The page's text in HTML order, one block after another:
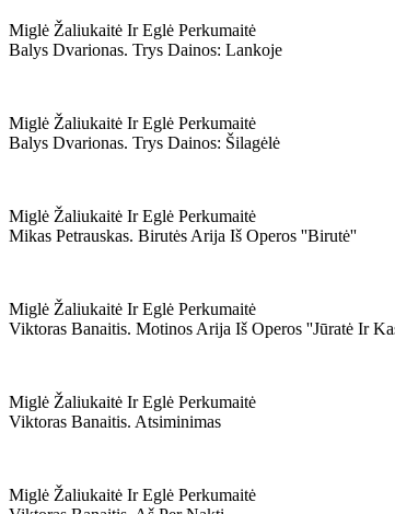
Miglė Žaliukaitė Ir Eglė Perkumaitė
Balys Dvarionas. Trys Dainos: Lankoje
Miglė Žaliukaitė Ir Eglė Perkumaitė
Balys Dvarionas. Trys Dainos: Šilagėlė
Miglė Žaliukaitė Ir Eglė Perkumaitė
Mikas Petrauskas. Birutės Arija Iš Operos ''birutė''
Miglė Žaliukaitė Ir Eglė Perkumaitė
Viktoras Banaitis. Motinos Arija Iš Operos ''jūratė Ir
Miglė Žaliukaitė Ir Eglė Perkumaitė
Viktoras Banaitis. Atsiminimas
Miglė Žaliukaitė Ir Eglė Perkumaitė